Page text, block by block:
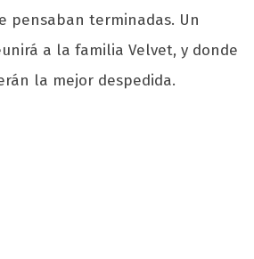
pensaban terminadas. Un
a la familia Velvet, y donde
la mejor despedida.